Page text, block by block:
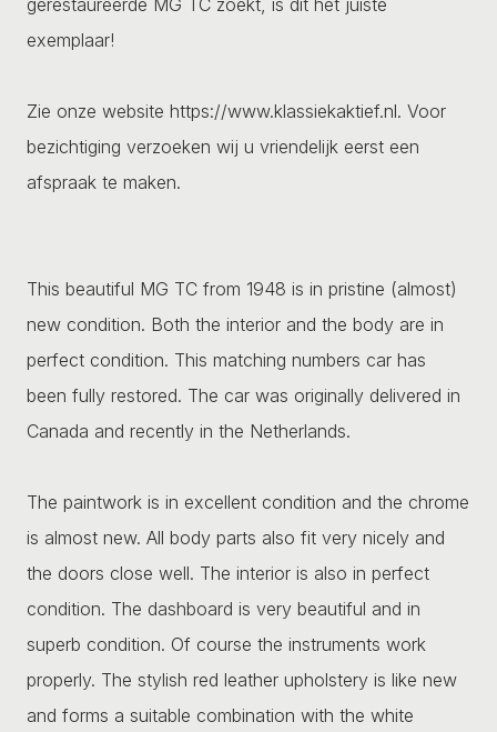
exemplaar!
Zie onze website https://www.klassiekaktief.nl. Voor
bezichtiging verzoeken wij u vriendelijk eerst een
afspraak te maken.
This beautiful MG TC from 1948 is in pristine (almost)
new condition. Both the interior and the body are in
perfect condition. This matching numbers car has
been fully restored. The car was originally delivered in
Canada and recently in the Netherlands.
The paintwork is in excellent condition and the chrome
is almost new. All body parts also fit very nicely and
the doors close well. The interior is also in perfect
condition. The dashboard is very beautiful and in
superb condition. Of course the instruments work
properly. The stylish red leather upholstery is like new
and forms a suitable combination with the white